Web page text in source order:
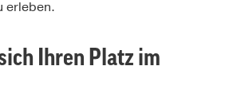
erleben.
Ihren Platz im